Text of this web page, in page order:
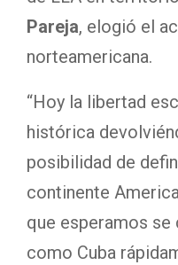
Pareja, elogió el
norteamericana.
“Hoy la libertad
histórica
posibilidad de
continente
que esperamos se
como Cuba